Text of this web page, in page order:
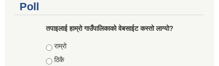
Poll
तपाइलाई हाम्रो गाउँपालिकाको वेबसाईट कस्तो लाग्यो?
Choices
राम्रो
ठिकै